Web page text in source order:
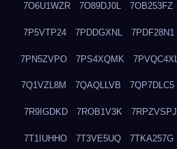
7O6U1WZR 7O89DJ0L 7OB253FZ
7P5VTP24 7PDDGXNL 7PDF28N1
7PN5ZVPO 7PS4XQMK 7PVQC4XL
7Q1VZL8M 7QAQLLVB 7QP7DLC5
7R9IGDKD 7ROB1V3K 7RPZVSPJ
7T1IUHHO 7T3VE5UQ 7TKA257G